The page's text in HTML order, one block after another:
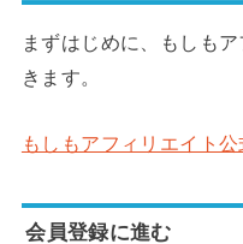
まずはじめに、もしも
きます。
もしもアフィリエイト公
会員登録に進む